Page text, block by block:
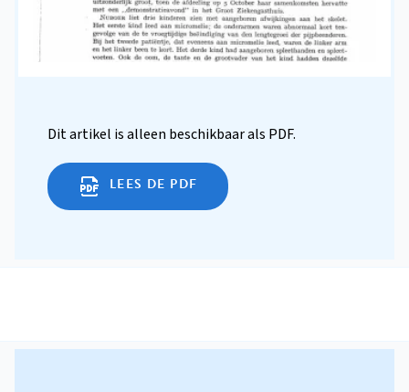
Dit artikel is alleen beschikbaar als PDF.
LEES DE PDF